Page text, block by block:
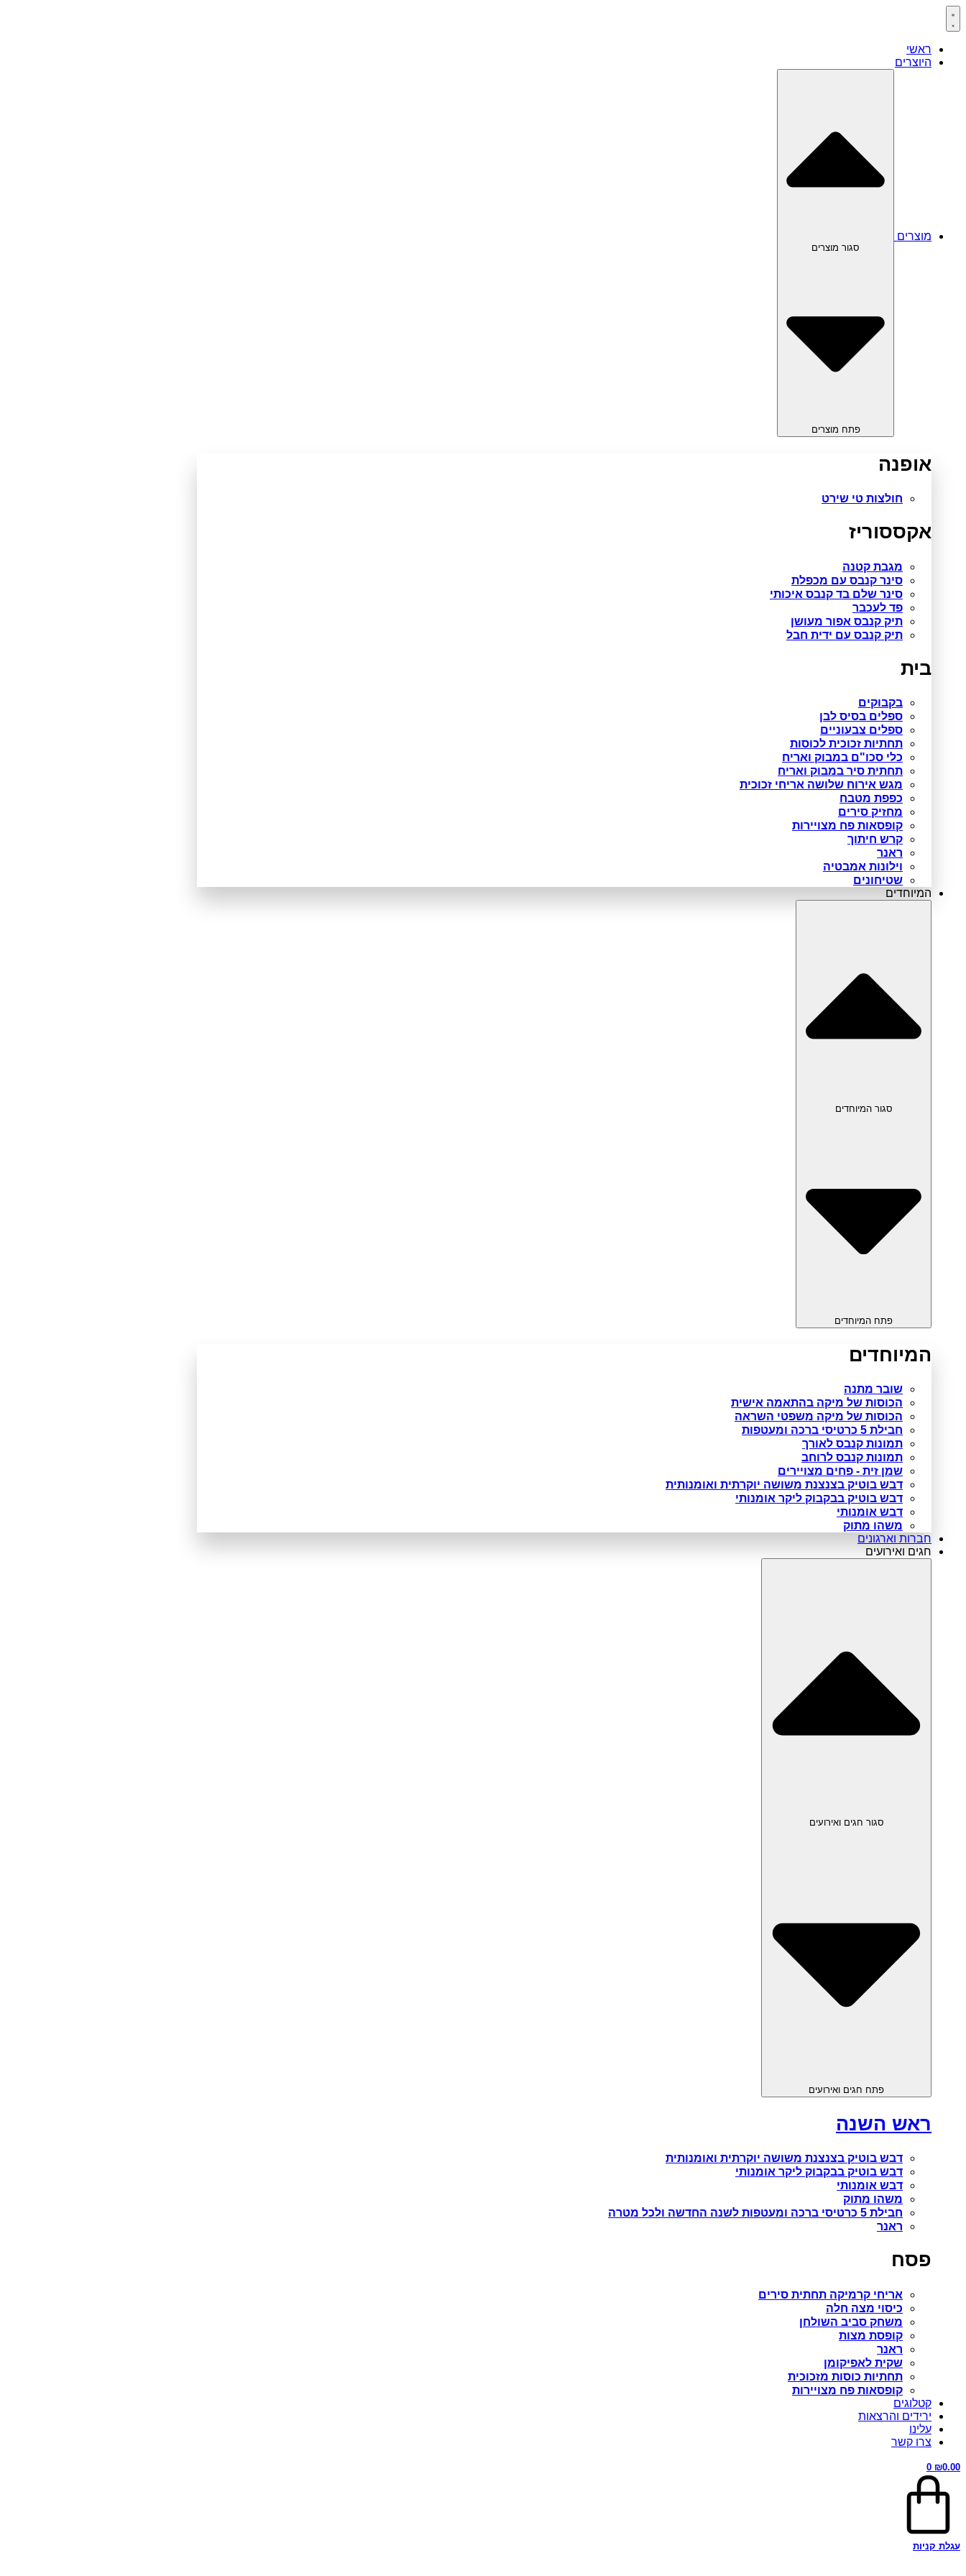
דלג
לתוכן
ראשי
היוצרים
מוצרים
סגור מוצרים
פתח מוצרים
אופנה
חולצות טי שירט
אקססוריז
מגבת קטנה
סינר קנבס עם מכפלת
סינר שלם בד קנבס איכותי
פד לעכבר
תיק קנבס אפור מעושן
תיק קנבס עם ידית חבל
בית
בקבוקים
ספלים בסיס לבן
ספלים צבעוניים
תחתיות זכוכית לכוסות
כלי סכו"ם במבוק ואריח
תחתית סיר במבוק ואריח
מגש אירוח שלושה אריחי זכוכית
כפפת מטבח
מחזיק סירים
קופסאות פח מצויירות
קרש חיתוך
ראנר
וילונות אמבטיה
שטיחונים
המיוחדים
סגור המיוחדים
פתח המיוחדים
המיוחדים
שובר מתנה
הכוסות של מיקה בהתאמה אישית
הכוסות של מיקה משפטי השראה
חבילת 5 כרטיסי ברכה ומעטפות
תמונות קנבס לאורך
תמונות קנבס לרוחב
שמן זית - פחים מצויירים
דבש בוטיק בצנצנת משושה יוקרתית ואומנותית
דבש בוטיק בבקבוק ליקר אומנותי
דבש אומנותי
משהו מתוק
חברות וארגונים
חגים ואירועים
סגור חגים ואירועים
פתח חגים ואירועים
ראש השנה
דבש בוטיק בצנצנת משושה יוקרתית ואומנותית
דבש בוטיק בבקבוק ליקר אומנותי
דבש אומנותי
משהו מתוק
חבילת 5 כרטיסי ברכה ומעטפות לשנה החדשה ולכל מטרה
ראנר
פסח
אריחי קרמיקה תחתית סירים
כיסוי מצה חלה
משחק סביב השולחן
קופסת מצות
ראנר
שקית לאפיקומן
תחתיות כוסות מזכוכית
קופסאות פח מצויירות
קטלוגים
ירידים והרצאות
עלינו
צרו קשר
₪0.00
0
עגלת קניות